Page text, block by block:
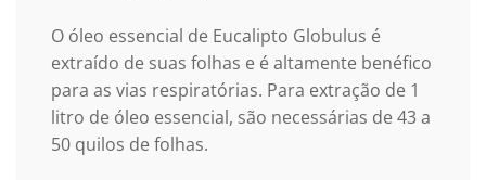
O óleo essencial de Eucalipto Globulus é
extraído de suas folhas e é altamente benéfico
para as vias respiratórias. Para extração de 1
litro de óleo essencial, são necessárias de 43 a
50 quilos de folhas.